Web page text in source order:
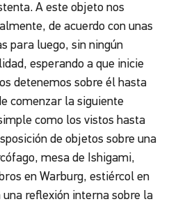
A este objeto nos
de acuerdo con unas
para luego, sin ningún
esperando a que inicie
detenemos sobre él hasta
comenzar la siguiente
como los vistos hasta
de objetos sobre una
mesa de Ishigami,
en Warburg, estiércol en
reflexión interna sobre la